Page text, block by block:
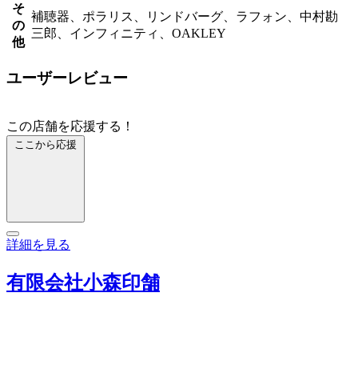
そ
の
他
補聴器、ポラリス、リンドバーグ、ラフォン、中村勘
三郎、インフィニティ、OAKLEY
ユーザーレビュー
この店舗を応援する！
ここから応援
詳細を見る
有限会社小森印舗